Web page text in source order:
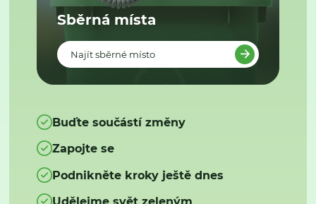
Sběrná místa
Najít sběrné místo
Buďte součástí změny
Zapojte se
Podnikněte kroky ještě dnes